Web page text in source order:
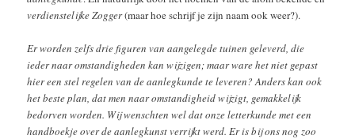
verdienstelijke Zogger(maar hoe schrijf je zijn naam ook weer?).
Er worden zelfs drie figuren van aangelegde tuinen geleverd, die
ieder naar omstandigheden kan wijzigen; maar ware het niet gepast
hier een stel regelen van de aanlegkunde te leveren? Anders kan ook
het beste plan, dat men naar omstandigheid wijzigt, gemakkelijk
bedorven worden. Wij wenschten wel dat onze letterkunde met een
handboekje over de aanlegkunst verrijkt werd. Er is bij ons nog zoo